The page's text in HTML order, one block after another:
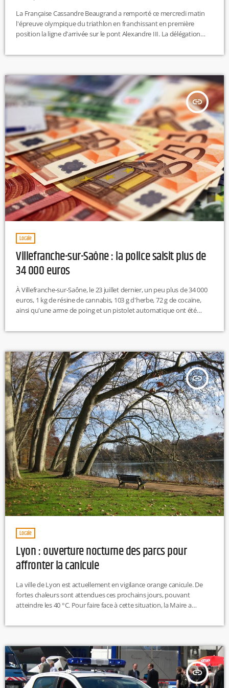
La Française Cassandre Beaugrand a remporté ce mercredi matin
l'épreuve olympique du triathlon en franchissant en première
position la ligne d'arrivée sur le pont Alexandre III. La délégation
Avec six secondes d'avance sur la deuxième, la Suisse Julie Derron,
bronze aux Jeux olympiques de Tokyo. L'autre Tricolore engagée
dans […]
insert_link
Locale
Villefranche-sur-Saône : la police saisit plus de
34 000 euros
À Villefranche-sur-Saône, le 23 juillet dernier, un peu plus de 34 000
euros, 1 kg de résine de cannabis, 103 g d'herbe, 72 g de cocaïne,
ainsi qu'une arme de poing et un pistolet automatique ont été
interpellé pour trafic de stupéfiants. L'enquête, qui a duré 4 mois, a
insert_link
Locale
Lyon : ouverture nocturne des parcs pour
affronter la canicule
La ville de Lyon est actuellement en vigilance orange canicule. De
fortes chaleurs sont attendues ces prochains jours, pouvant
atteindre les 40 °C. Pour faire face à cette situation, la Maire a
épisodes de chaleur. Ainsi, les parcs de Gerland et Blandan resteront
cas d'alerte […]
insert_link